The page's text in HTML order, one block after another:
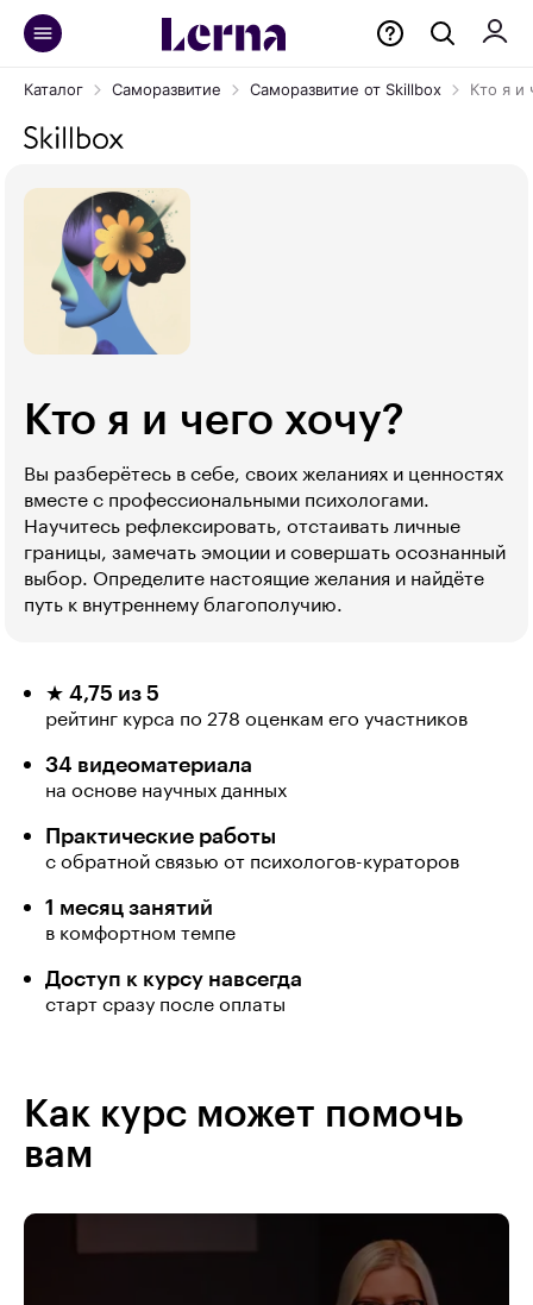
Каталог Саморазвитие Саморазвитие от Skillbox Кто я и
Кто я и чего хочу?
Вы разберётесь в себе, своих желаниях и ценностях
вместе с профессиональными психологами.
Научитесь рефлексировать, отстаивать личные
границы, замечать эмоции и совершать осознанный
выбор. Определите настоящие желания и найдёте
путь к внутреннему благополучию.
★ 4,75 из 5
рейтинг курса по 278 оценкам его участников
34 видеоматериала
на основе научных данных
Практические работы
с обратной связью от психологов-кураторов
1 месяц занятий
в комфортном темпе
Доступ к курсу навсегда
старт сразу после оплаты
Как курс может помочь
вам